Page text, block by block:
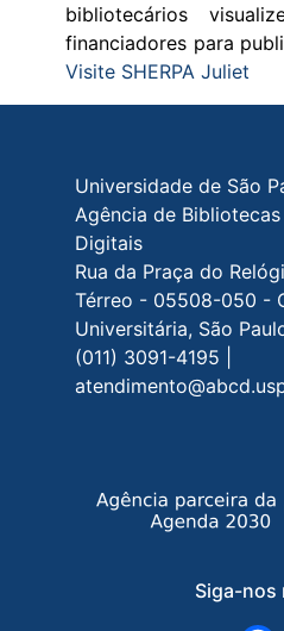
bibliotecários
financiadores para
Visite SHERPA Juliet
Rodapé do site
Universidade de São
Agência de
Digitais
Rua da Praça do
Térreo - 05508-050 -
Universitária, São
(011) 3091-4195 |
Siga-nos